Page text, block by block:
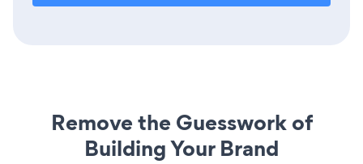
Remove the Guesswork of
Building Your Brand